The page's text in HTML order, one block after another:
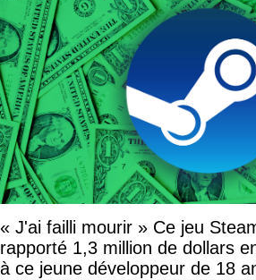
« J'ai failli mourir » Ce jeu
rapporté 1,3 million de dollars
à ce jeune développeur de 18